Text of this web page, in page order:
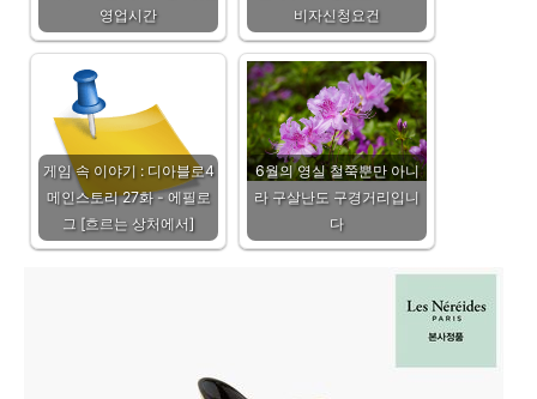
영업시간
비자신청요건
게임 속 이야기 : 디아블로4
메인스토리 27화 - 에필로
그 [흐르는 상처에서]
6월의 영실 철쭉뿐만 아니
라 구살난도 구경거리입니
다